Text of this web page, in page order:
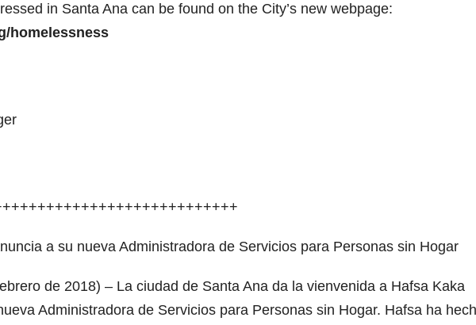
in Santa Ana can be found on the City’s new webpage:
homelessness
a su nueva Administradora de Servicios para Personas sin Hogar
de 2018) – La ciudad de Santa Ana da la vienvenida a Hafsa Kaka
Administradora de Servicios para Personas sin Hogar. Hafsa ha